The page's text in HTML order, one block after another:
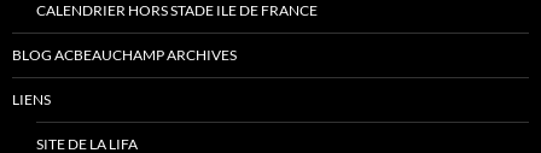
CALENDRIER HORS STADE ILE DE FRANCE
BLOG ACBEAUCHAMP ARCHIVES
LIENS
SITE DE LA LIFA